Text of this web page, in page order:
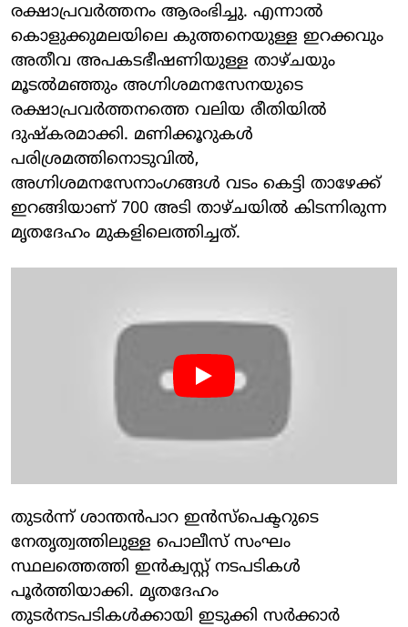
രക്ഷാപ്രവർത്തനം ആരംഭിച്ചു. എന്നാൽ
കൊളുക്കുമലയിലെ കുത്തനെയുള്ള ഇറക്കവും
അതീവ അപകടഭീഷണിയുള്ള താഴ്ചയും
മൂടൽമഞ്ഞും അഗ്നിശമനസേനയുടെ
രക്ഷാപ്രവർത്തനത്തെ വലിയ രീതിയിൽ
ദുഷ്കരമാക്കി. മണിക്കൂറുകൾ
പരിശ്രമത്തിനൊടുവിൽ,
അഗ്നിശമനസേനാംഗങ്ങൾ വടം കെട്ടി താഴേക്ക്
ഇറങ്ങിയാണ് 700 അടി താഴ്ചയിൽ കിടന്നിരുന്ന
മൃതദേഹം മുകളിലെത്തിച്ചത്.
തുടർന്ന് ശാന്തൻപാറ ഇൻസ്പെക്ടറുടെ
നേതൃത്വത്തിലുള്ള പൊലീസ് സംഘം
സ്ഥലത്തെത്തി ഇൻക്വസ്റ്റ് നടപടികൾ
പൂർത്തിയാക്കി. മൃതദേഹം
തുടർനടപടികൾക്കായി ഇടുക്കി സർക്കാർ